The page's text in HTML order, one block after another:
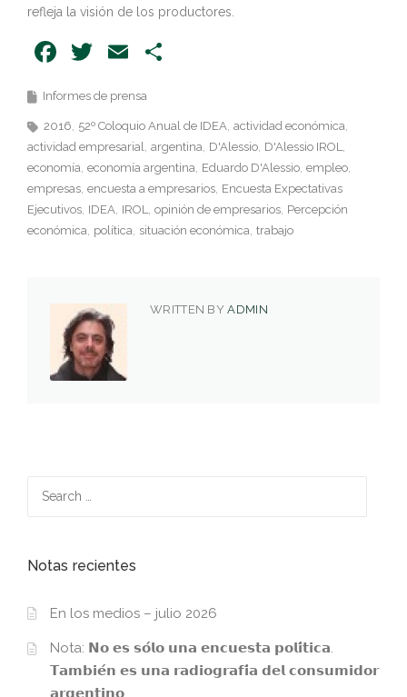
refleja la visión de los productores.
Facebook
Twitter
Email
Informes de prensa
2016 52º Coloquio Anual de IDEA actividad económica
actividad empresarial argentina D'Alessio D'Alessio IROL
economía economía argentina Eduardo D'Alessio empleo
empresas encuesta a empresarios Encuesta Expectativas
Ejecutivos IDEA IROL opinión de empresarios Percepción
económica política situación económica trabajo
WRITTEN BYADMIN
Notas recientes
En los medios – julio 2026
Nota: 𝗡𝗼 𝗲𝘀 𝘀𝗼́𝗹𝗼 𝘂𝗻𝗮 𝗲𝗻𝗰𝘂𝗲𝘀𝘁𝗮 𝗽𝗼𝗹𝗶́𝘁𝗶𝗰𝗮.
𝗧𝗮𝗺𝗯𝗶𝗲́𝗻 𝗲𝘀 𝘂𝗻𝗮 𝗿𝗮𝗱𝗶𝗼𝗴𝗿𝗮𝗳𝗶́𝗮 𝗱𝗲𝗹 𝗰𝗼𝗻𝘀𝘂𝗺𝗶𝗱𝗼𝗿
𝗮𝗿𝗴𝗲𝗻𝘁𝗶𝗻𝗼.